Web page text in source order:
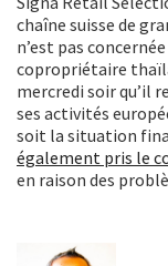
chaîne suisse de
n’est pas
copropriétaire
mercredi soir qu’il
ses activités
soit la situation
également pris le
en raison des